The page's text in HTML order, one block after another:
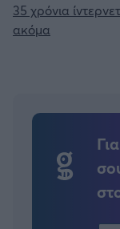
35 χρόνια
ακόμα